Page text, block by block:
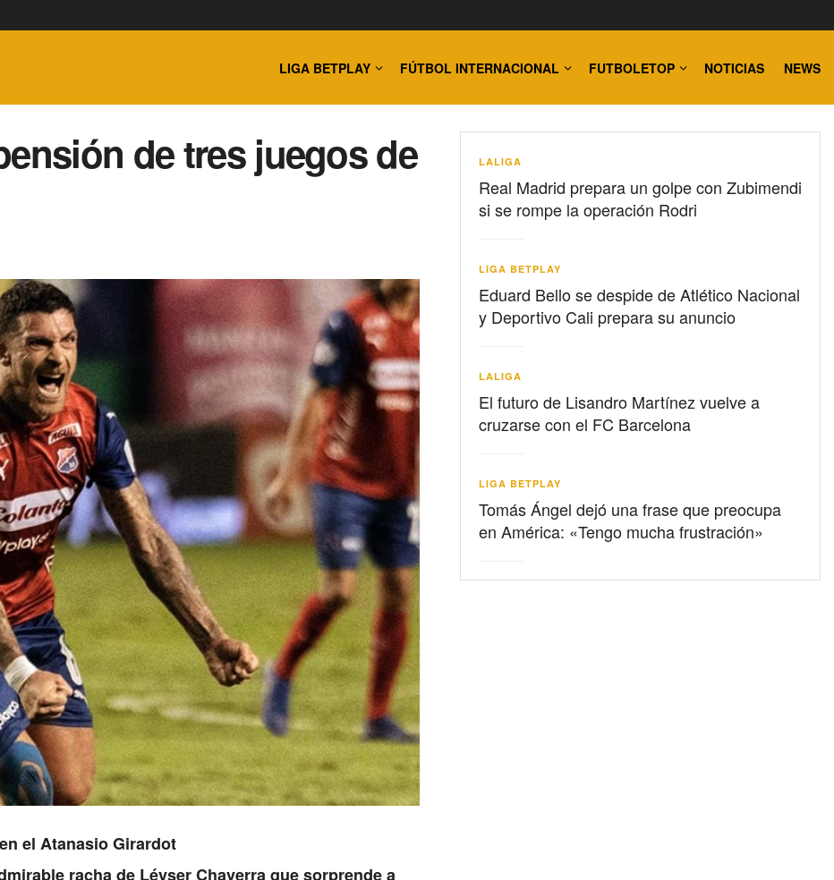
LIGA BETPLAY FÚTBOL INTERNACIONAL FUTBOLETOP NOTICIAS NEWS
de tres juegos de
el Atanasio Girardot
racha de Léyser Chaverra que sorprende a
LALIGA
Real Madrid prepara un golpe con Zubimendi
si se rompe la operación Rodri
LIGA BETPLAY
Eduard Bello se despide de Atlético Nacional
y Deportivo Cali prepara su anuncio
LALIGA
El futuro de Lisandro Martínez vuelve a
cruzarse con el FC Barcelona
LIGA BETPLAY
Tomás Ángel dejó una frase que preocupa
en América: «Tengo mucha frustración»